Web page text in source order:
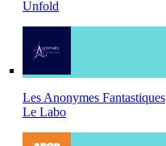
Unfold
Les Anonymes Fantastiques
Le Labo